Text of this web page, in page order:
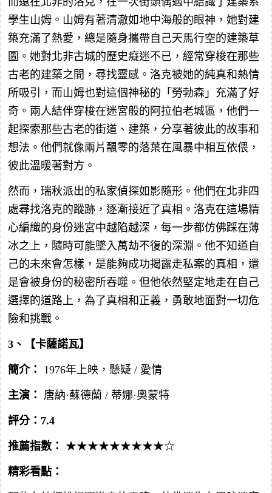
學生山姆。山姆有著清澈如地中海般的眼神，她對建
築充滿了熱愛，總是隨身攜帶自己天馬行空的建築草
圖。她對北非古城的歷史癡迷不已，經常穿梭在那些
古老的建築之間，尋找靈感。洛克被她的純真和熱情
所吸引，而山姆也對這個神秘的「勞勃森」充滿了好
奇。兩人結伴穿梭在迷宮般的阿拉伯老城區，他們一
起探索那些古老的街道、建築，分享著彼此的故事和
想法。他們就像兩片飄零的落葉在風暴中相互依偎，
彼此溫暖著對方。
然而，瑞秋派出的私家偵探如影隨形。他們在北非四
處尋找洛克的蹤跡，逐漸接近了真相。洛克在這場精
心編織的身份迷宮中越陷越深，每一步都仿佛踩在薄
冰之上，隨時可能墜入萬劫不復的深淵。他不知道自
己的未來會怎樣，是能夠成功揭露走私案的真相，還
是會被身份的秘密所吞噬。但他依然堅定地走在自己
選擇的道路上，為了真相和正義，勇敢地面對一切危
險和挑戰。
3、【卡薩諾瓦】
簡介： 1976年上映，懸疑 / 愛情
主演： 唐納·蘇德蘭 / 蒂娜·奧蒙特
評分：7.4
推薦指數： ★★★★★★★★★☆
精彩看點：